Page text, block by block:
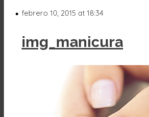
febrero 10, 2015 at 18:34
img_manicura
Rechazar